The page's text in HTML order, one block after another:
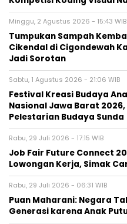
Minggu, 2 Agustus 2026 - 15:43 WIB
Tumpukan Sampah
Cikendal di Cigondewah
Jadi Sorotan
Sabtu, 1 Agustus 2026 - 21:06 WIB
Festival Kreasi Budaya
Nasional Jawa Barat
Pelestarian Budaya Sunda
Rabu, 29 Juli 2026 - 17:15 WIB
Job Fair Future Connect
Lowongan Kerja, Simak
Rabu, 29 Juli 2026 - 06:31 WIB
Puan Maharani: Negara
Generasi karena Anak